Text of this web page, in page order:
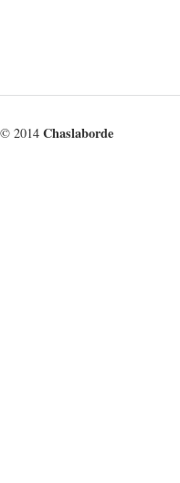
© 2014 Chaslaborde